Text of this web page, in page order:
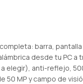
barra,
desde tu PC a
a elegir), anti-reflejo,
50 MP y campo de